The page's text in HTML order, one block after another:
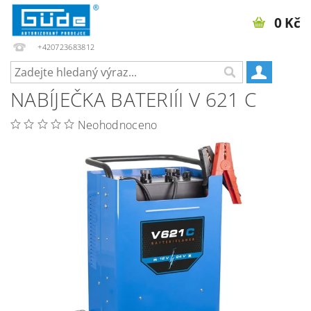
+420723683812
0 Kč
NABÍJEČKA BATERIÍI V 621 C
Neohodnoceno